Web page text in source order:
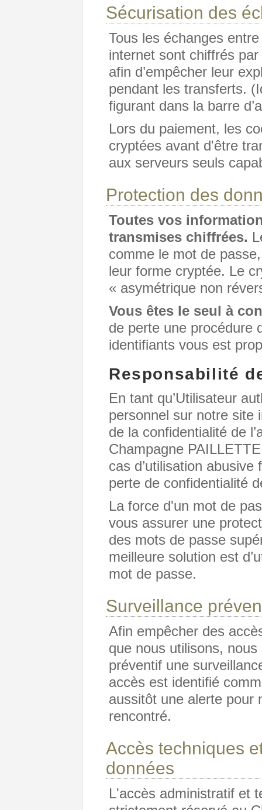
Sécurisation des
Tous les échanges
internet sont chiffrés
afin d’empêcher leur
pendant les transferts.
figurant dans la barre
Lors du paiement, les
cryptées avant d'être
aux serveurs seuls
Protection des
Toutes vos
transmises chiffrées.
comme le mot de
leur forme cryptée. Le
« asymétrique non
Vous êtes le seul à
de perte une procédure
identifiants vous est
Responsabilité
En tant qu’Utilisateur
personnel sur notre site
de la confidentialité de
Champagne
cas d’utilisation
perte de confidentialité
La force d'un mot de
vous assurer une
des mots de passe
meilleure solution est
mot de passe.
Surveillance
Afin empêcher des
que nous utilisons,
préventif une
accès est identifié
aussitôt une alerte pour
rencontré.
Accès techniques
données
L'accès administratif et